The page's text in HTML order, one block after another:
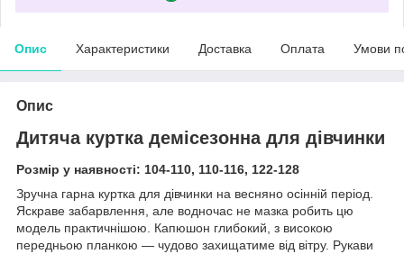
Опис Характеристики Доставка Оплата Умови
Опис
Дитяча куртка демісезонна для дівчинки
Розмір у наявності: 104-110, 110-116, 122-128
Зручна гарна куртка для дівчинки на весняно осінній період.
Яскраве забарвлення, але водночас не мазка робить цю
модель практичнішою. Капюшон глибокий, з високою
передньою планкою — чудово захищатиме від вітру. Рукави